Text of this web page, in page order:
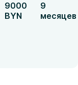
9000
BYN
9
месяцев